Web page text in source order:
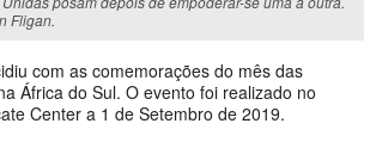
Fligan.
com as comemorações do mês das
África do Sul. O evento foi realizado no
Center a 1 de Setembro de 2019.